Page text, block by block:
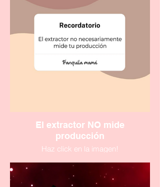
El extractor NO mide
producción
Haz click en la imagen!